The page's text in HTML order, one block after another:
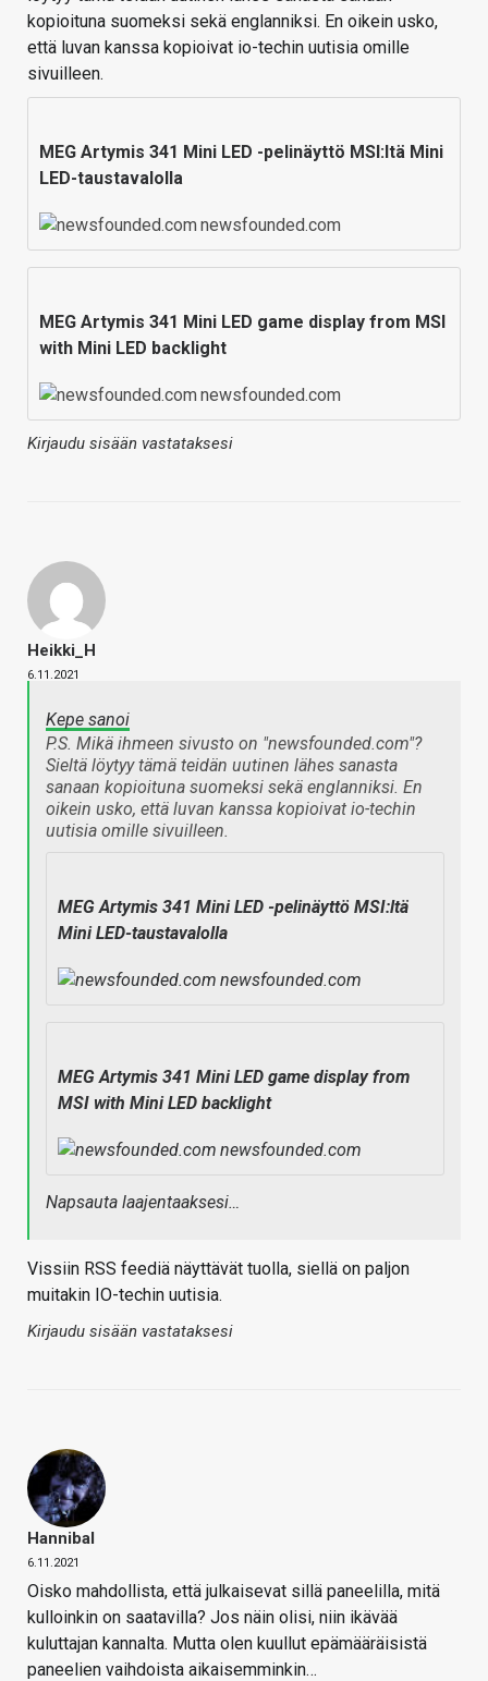
kopioituna suomeksi sekä englanniksi. En oikein usko,
että luvan kanssa kopioivat io-techin uutisia omille
sivuilleen.
MEG Artymis 341 Mini LED -pelinäyttö MSI:ltä Mini
LED-taustavalolla
newsfounded.com
MEG Artymis 341 Mini LED game display from MSI
with Mini LED backlight
newsfounded.com
Kirjaudu sisään vastataksesi
Heikki_H
6.11.2021
Kepe sanoi
P.S. Mikä ihmeen sivusto on "newsfounded.com"?
Sieltä löytyy tämä teidän uutinen lähes sanasta
sanaan kopioituna suomeksi sekä englanniksi. En
oikein usko, että luvan kanssa kopioivat io-techin
uutisia omille sivuilleen.
MEG Artymis 341 Mini LED -pelinäyttö MSI:ltä
Mini LED-taustavalolla
newsfounded.com
MEG Artymis 341 Mini LED game display from
MSI with Mini LED backlight
newsfounded.com
Napsauta laajentaaksesi…
Vissiin RSS feediä näyttävät tuolla, siellä on paljon
muitakin IO-techin uutisia.
Kirjaudu sisään vastataksesi
Hannibal
6.11.2021
Oisko mahdollista, että julkaisevat sillä paneelilla, mitä
kulloinkin on saatavilla? Jos näin olisi, niin ikävää
kuluttajan kannalta. Mutta olen kuullut epämääräisistä
paneelien vaihdoista aikaisemminkin…